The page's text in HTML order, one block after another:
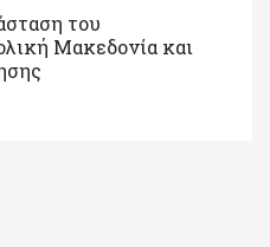
του
Μακεδονία και